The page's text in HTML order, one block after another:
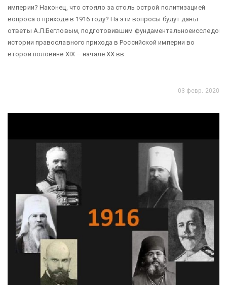
империи? Наконец, что стояло за столь острой политизацией
вопроса о приходе в 1916 году? На эти вопросы будут даны
ответы А.Л.Бегловым, подготовившим
истории православного прихода в Российской империи во
второй половине XIX – начале ХХ вв.
03 февр. 2020